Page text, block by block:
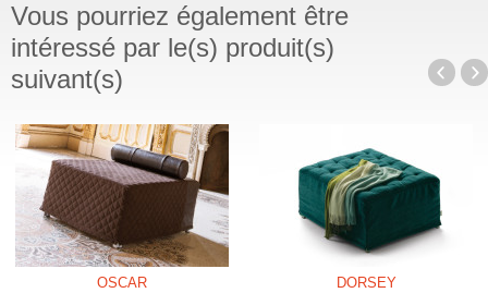
Vous pourriez également être
intéressé par le(s) produit(s)
suivant(s)
OSCAR DORSEY